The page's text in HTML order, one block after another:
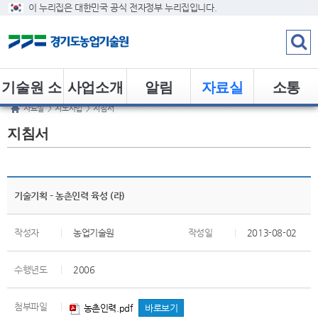
이 누리집은 대한민국 공식 전자정부 누리집입니다.
소통
자료실
알림
사업소개
기술원 소
개
자료실 > 지도사업 > 지침서
지침서
기술기획 – 농촌인력 육성 (라)
작성자 농업기술원 작성일 2013-08-02
수행년도 2006
첨부파일 농촌인력.pdf 바로보기